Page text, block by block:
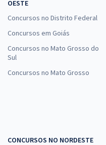
OESTE
Concursos no Distrito Federal
Concursos em Goiás
Concursos no Mato Grosso do
Sul
Concursos no Mato Grosso
CONCURSOS NO NORDESTE